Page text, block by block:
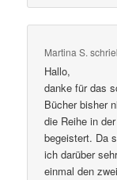
Martina S.
Hallo,
danke für das
Bücher bisher
die Reihe in
begeistert. Da
ich darüber
einmal den